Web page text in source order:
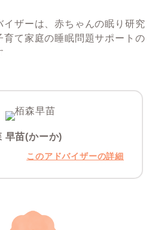
ザーは、赤ちゃんの眠り研究
育て家庭の睡眠問題サポートの
早苗(かーか)
このアドバイザーの詳細